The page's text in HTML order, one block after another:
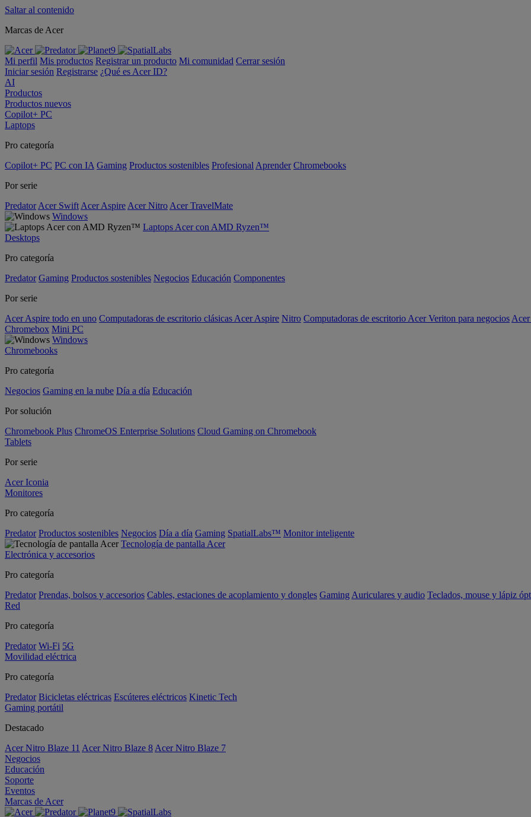
Saltar al contenido
Marcas de Acer
Mi perfil Mis productos Registrar un producto Mi comunidad Cerrar sesión
Iniciar sesión Registrarse ¿Qué es Acer ID?
AI
Productos
Productos nuevos
Copilot+ PC
Laptops
Pro categoría
Copilot+ PC PC con IA Gaming Productos sostenibles Profesional Aprender Chromebooks
Por serie
Predator Acer Swift Acer Aspire Acer Nitro Acer TravelMate
Windows
Laptops Acer con AMD Ryzen™
Desktops
Pro categoría
Predator Gaming Productos sostenibles Negocios Educación Componentes
Por serie
Acer Aspire todo en uno Computadoras de escritorio clásicas Acer Aspire Nitro Computadoras de escritorio Acer Veriton para negocios
Chromebox Mini PC
Windows
Chromebooks
Pro categoría
Negocios Gaming en la nube Día a día Educación
Por solución
Chromebook Plus ChromeOS Enterprise Solutions Cloud Gaming on Chromebook
Tablets
Por serie
Acer Iconia
Monitores
Pro categoría
Predator Productos sostenibles Negocios Día a día Gaming SpatialLabs™ Monitor inteligente
Tecnología de pantalla Acer
Electrónica y accesorios
Pro categoría
Predator Prendas, bolsos y accesorios Cables, estaciones de acoplamiento y dongles Gaming Auriculares y audio Teclados, mouse y lápiz
Red
Pro categoría
Predator Wi-Fi 5G
Movilidad eléctrica
Pro categoría
Predator Bicicletas eléctricas Escúteres eléctricos Kinetic Tech
Gaming portátil
Destacado
Acer Nitro Blaze 11 Acer Nitro Blaze 8 Acer Nitro Blaze 7
Negocios
Educación
Soporte
Eventos
Marcas de Acer